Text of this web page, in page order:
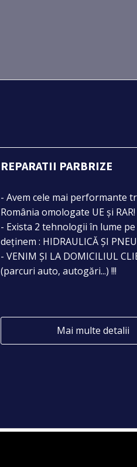
REPARATII PARBRIZE
- Avem cele mai performante
România omologate UE și RAR!
- Exista 2 tehnologii în lume pe
deținem : HIDRAULICĂ ȘI
- VENIM ȘI LA DOMICILIUL
(parcuri auto, autogări...) !!!
Mai multe detalii